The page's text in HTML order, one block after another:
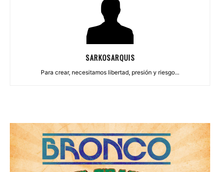
SARKOSARQUIS
Para crear, necesitamos libertad, presión y riesgo...